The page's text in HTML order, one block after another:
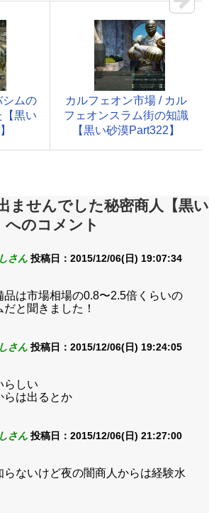
シムの
黒い
カルフェオン市場 / カル
フェオンスラム街の知識
【黒い砂漠Part322】
ませんでした秘密商人【黒い
へのコメント
さん 投稿日：2015/12/06(日) 19:07:34
品は市場相場の0.8〜2.5倍くらいの
と聞きました！
さん 投稿日：2015/12/06(日) 19:24:05
らしい
らは出るとか
さん 投稿日：2015/12/06(日) 21:27:00
らないけど夜の闇商人からは経験水